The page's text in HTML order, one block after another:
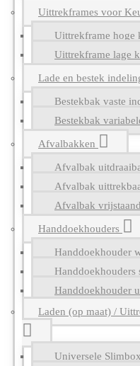
Uittrekframes voor
Uittrekframe hoge
Uittrekframe lage
Lade en bestek
Bestekbak vaste
Bestekbak
Afvalbakken
Afvalbak
Afvalbak
Afvalbak vrijstaand
Handdoekhouders
Handdoekhouder
Handdoekhouders
Handdoekhouder
Laden (op maat) /
Universele